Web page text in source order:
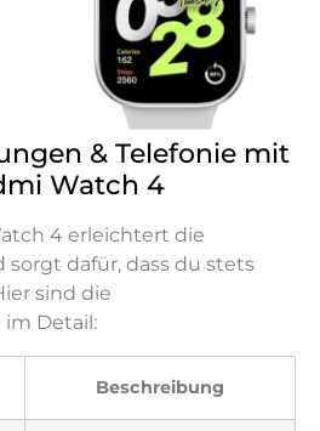
& Telefonie mit
Watch 4
4 erleichtert die
dafür, dass du stets
sind die
Detail:
Beschreibung